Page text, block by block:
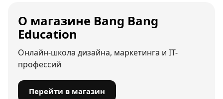
О магазине Bang Bang
Education
Онлайн-школа дизайна, маркетинга и IT-
профессий
Перейти в магазин